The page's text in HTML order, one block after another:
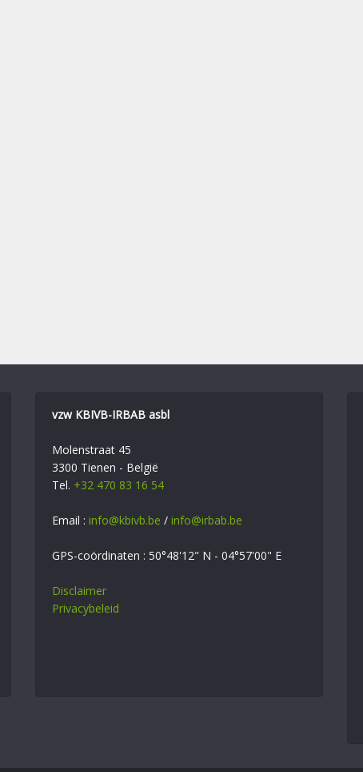
vzw KBIVB-IRBAB asbl
Molenstraat 45
3300 Tienen - België
Tel. +32 470 83 16 54
Email : info@kbivb.be / info@irbab.be
GPS-coördinaten : 50°48'12" N - 04°57'00" E
Disclaimer
Privacybeleid